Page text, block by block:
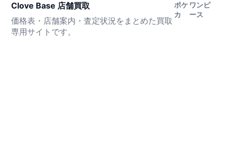
Clove Base 店舗買取
価格表・店舗案内・査定状況をまとめた買取
専用サイトです。
ポケ
カ
ワンピ
ース